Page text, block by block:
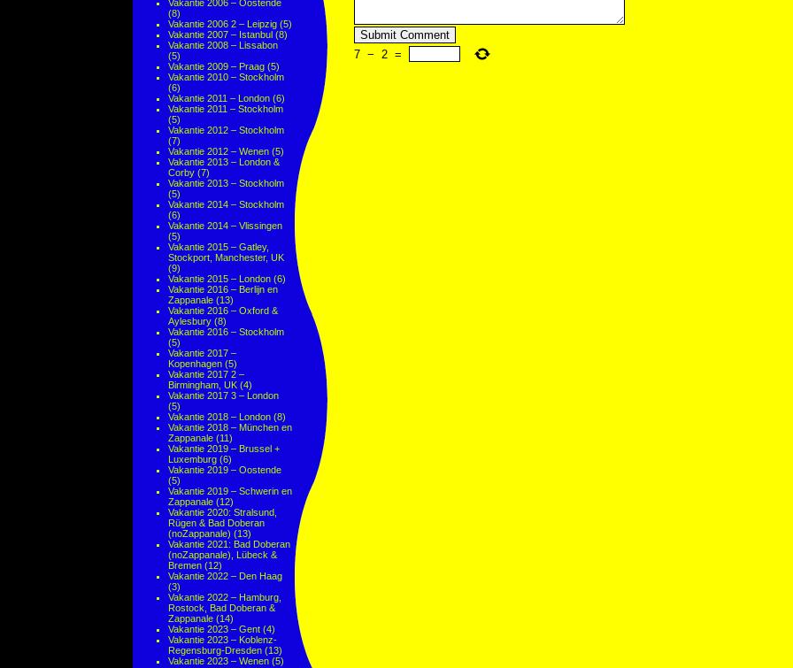
Vakantie 2006 – Oostende
(8)
Vakantie 2006 2 – Leipzig (5)
Vakantie 2007 – Istanbul (8)
Vakantie 2008 – Lissabon
(5)
Vakantie 2009 – Praag (5)
Vakantie 2010 – Stockholm
(6)
Vakantie 2011 – London (6)
Vakantie 2011 – Stockholm
(5)
Vakantie 2012 – Stockholm
(7)
Vakantie 2012 – Wenen (5)
Vakantie 2013 – London &
Corby (7)
Vakantie 2013 – Stockholm
(5)
Vakantie 2014 – Stockholm
(6)
Vakantie 2014 – Vlissingen
(5)
Vakantie 2015 – Gatley,
Stockport, Manchester, UK
(9)
Vakantie 2015 – London (6)
Vakantie 2016 – Berlijn en
Zappanale (13)
Vakantie 2016 – Oxford &
Aylesbury (8)
Vakantie 2016 – Stockholm
(5)
Vakantie 2017 –
Kopenhagen (5)
Vakantie 2017 2 –
Birmingham, UK (4)
Vakantie 2017 3 – London
(5)
Vakantie 2018 – London (8)
Vakantie 2018 – München en
Zappanale (11)
Vakantie 2019 – Brussel +
Luxemburg (6)
Vakantie 2019 – Oostende
(5)
Vakantie 2019 – Schwerin en
Zappanale (12)
Vakantie 2020: Stralsund,
Rügen & Bad Doberan
(noZappanale) (13)
Vakantie 2021: Bad Doberan
(noZappanale), Lübeck &
Bremen (12)
Vakantie 2022 – Den Haag
(3)
Vakantie 2022 – Hamburg,
Rostock, Bad Doberan &
Zappanale (14)
Vakantie 2023 – Gent (4)
Vakantie 2023 – Koblenz-
Regensburg-Dresden (13)
Vakantie 2023 – Wenen (5)
7 − 2 =